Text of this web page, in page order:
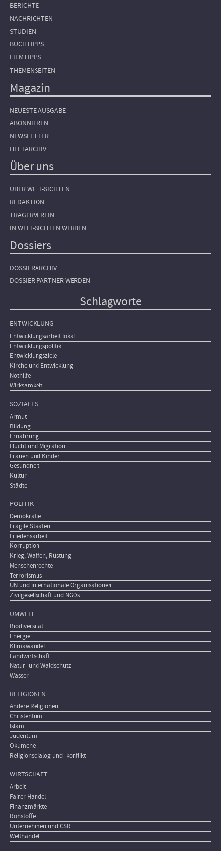
BERICHTE
NACHRICHTEN
STUDIEN
BUCHTIPPS
FILMTIPPS
THEMENSEITEN
Magazin
NEUESTE AUSGABE
ABONNIEREN
NEWSLETTER
HEFTARCHIV
Über uns
ÜBER WELT-SICHTEN
REDAKTION
TRÄGERVEREIN
IN WELT-SICHTEN WERBEN
Dossiers
DOSSIERARCHIV
DOSSIER-PARTNER WERDEN
Schlagworte
ENTWICKLUNG
Entwicklungsarbeit lokal
Entwicklungspolitik
Entwicklungsziele
Kirche und Entwicklung
Nothilfe
Wirksamkeit
SOZIALES
Armut
Bildung
Ernährung
Flucht und Migration
Frauen und Kinder
Gesundheit
Kultur
Städte
POLITIK
Demokratie
Fragile Staaten
Friedensarbeit
Korruption
Krieg, Waffen, Rüstung
Menschenrechte
Terrorismus
UN und internationale Organisationen
Zivilgesellschaft und NGOs
UMWELT
Biodiversität
Energie
Klimawandel
Landwirtschaft
Natur- und Waldschutz
Wasser
RELIGIONEN
Andere Religionen
Christentum
Islam
Judentum
Ökumene
Religionsdialog und -konflikt
WIRTSCHAFT
Arbeit
Fairer Handel
Finanzmärkte
Rohstoffe
Unternehmen und CSR
Welthandel